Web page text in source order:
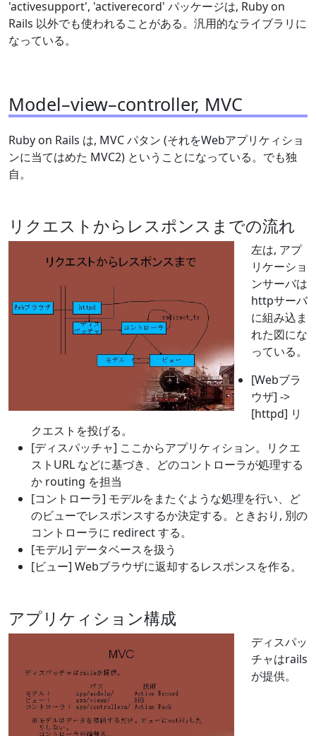
'activesupport', 'activerecord' パッケージは, Ruby on
Rails 以外でも使われることがある。汎用的なライブラリに
なっている。
Model–view–controller, MVC
Ruby on Rails は, MVC パタン (それをWebアプリケィショ
ンに当てはめた MVC2) ということになっている。でも独
自。
リクエストからレスポンスまでの流れ
左は, アプ
リケーショ
ンサーバは
httpサーバ
に組み込ま
れた図にな
っている。
[Webブラ
ウザ] ->
[httpd] リ
クエストを投げる。
[ディスパッチャ] ここからアプリケィション。リクエ
ストURL などに基づき、どのコントローラが処理する
か routing を担当
[コントローラ] モデルをまたぐような処理を行い、ど
のビューでレスポンスするか決定する。ときおり, 別の
コントローラに redirect する。
[モデル] データベースを扱う
[ビュー] Webブラウザに返却するレスポンスを作る。
アプリケィション構成
ディスパッ
チャはrails
が提供。